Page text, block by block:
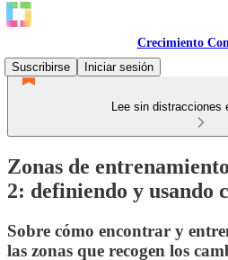
Crecimiento
Suscribirse
Iniciar sesión
Lee sin distracciones
Zonas de
2: definiendo y usando
Sobre cómo encontrar y
las zonas que recogen los